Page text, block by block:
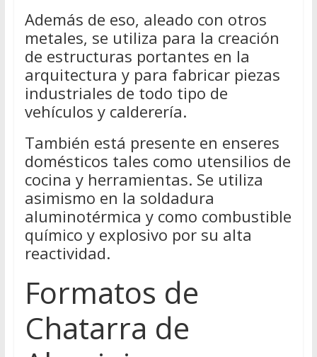
Además de eso, aleado con otros
metales, se utiliza para la creación
de estructuras portantes en la
arquitectura y para fabricar piezas
industriales de todo tipo de
vehículos y calderería.
También está presente en enseres
domésticos tales como utensilios de
cocina y herramientas. Se utiliza
asimismo en la soldadura
aluminotérmica y como combustible
químico y explosivo por su alta
reactividad.
Formatos de
Chatarra de